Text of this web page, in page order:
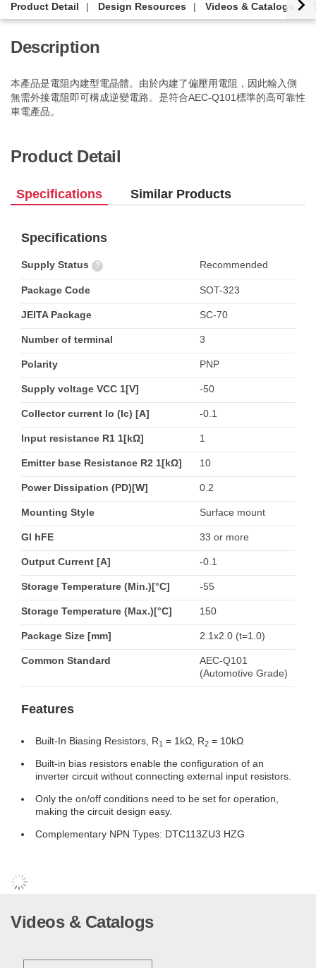
Product Detail Design Resources Videos & Catalogs
Description
本產品是電阻內建型電晶體。由於內建了偏壓用電阻，因此輸入側
無需外接電阻即可構成逆變電路。是符合AEC-Q101標準的高可靠性
車電產品。
Product Detail
Specifications Similar Products
Specifications
Supply Status ? Recommended
Package Code SOT-323
JEITA Package SC-70
Number of terminal 3
Polarity PNP
Supply voltage VCC 1[V] -50
Collector current Io (Ic) [A] -0.1
Input resistance R1 1[kΩ] 1
Emitter base Resistance R2 1[kΩ] 10
Power Dissipation (PD)[W] 0.2
Mounting Style Surface mount
GI hFE 33 or more
Output Current [A] -0.1
Storage Temperature (Min.)[°C] -55
Storage Temperature (Max.)[°C] 150
Package Size [mm] 2.1x2.0 (t=1.0)
Common Standard
AEC-Q101
(Automotive Grade)
Features
Built-In Biasing Resistors, R1 = 1kΩ, R2 = 10kΩ
Built-in bias resistors enable the configuration of an
inverter circuit without connecting external input resistors.
Only the on/off conditions need to be set for operation,
making the circuit design easy.
Complementary NPN Types: DTC113ZU3 HZG
Videos & Catalogs